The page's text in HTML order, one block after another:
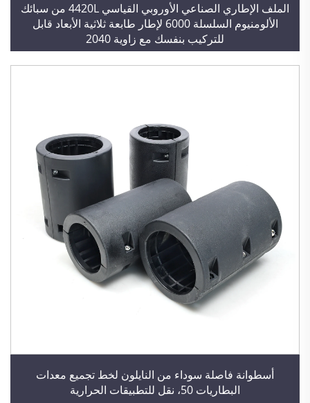
الملف الإطاري الصناعي الأوروبي القياسي 4420L من سبائك
الألومنيوم السلسلة 6000 لإطار طابعة ثلاثية الأبعاد قابل
للتركيب بنفسك مع زاوية 2040
أسطوانة فاصلة سوداء من النايلون لخط تجميع معدات
البطاريات 50، نقل للتطبيقات الحرارية